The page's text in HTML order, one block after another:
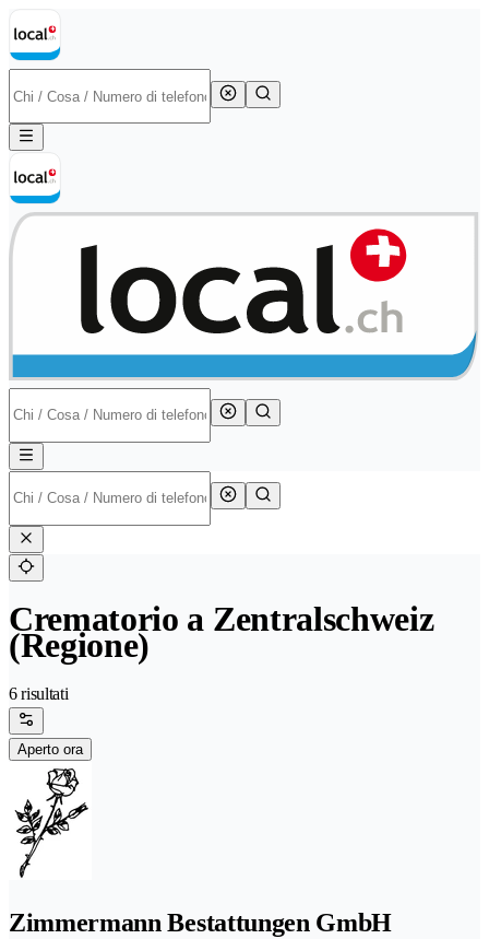
Crematorio a Zentralschweiz
(Regione)
6 risultati
Aperto ora
Zimmermann Bestattungen GmbH